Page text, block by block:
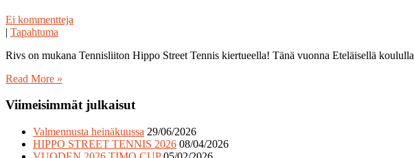
Ei kommentteja
| Tapahtuma
Rivs on mukana Tennisliiton Hippo Street Tennis kiertueella! Tänä vuonna Eteläisellä
Read More »
Viimeisimmät julkaisut
Valmennusta heinäkuussa 29/06/2026
HIPPO STREET TENNIS 2026 08/04/2026